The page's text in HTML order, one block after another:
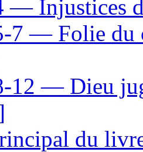
— Injustices
7 — Folie du
12 — Dieu
du